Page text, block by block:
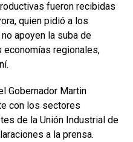
fueron recibidas
quien pidió a los
apoyen la suba de
economías regionales,
Gobernador Martin
con los sectores
de la Unión Industrial de
a la prensa.